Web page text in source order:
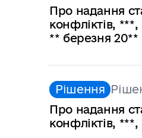
Про надання
конфліктів,
** березня
Рішення
Про надання
конфліктів,